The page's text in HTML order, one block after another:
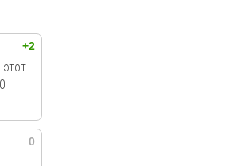
+2
0